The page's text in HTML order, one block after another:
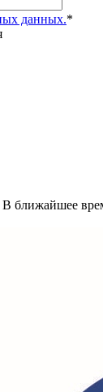
данных.*
ближайшее